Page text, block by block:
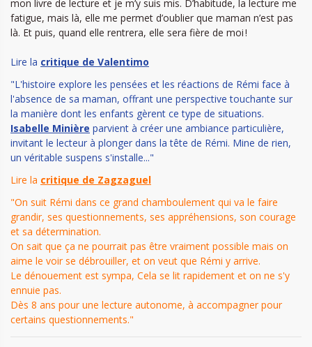
mon livre de lecture et je m’y suis mis. D’habitude, la lecture me
fatigue, mais là, elle me permet d’oublier que maman n’est pas
là. Et puis, quand elle rentrera, elle sera fière de moi !
Lire la critique de Valentimo
"L'histoire explore les pensées et les réactions de Rémi face à
l'absence de sa maman, offrant une perspective touchante sur
la manière dont les enfants gèrent ce type de situations.
Isabelle Minière parvient à créer une ambiance particulière,
invitant le lecteur à plonger dans la tête de Rémi. Mine de rien,
un véritable suspens s'installe..."
Lire la critique de Zagzaguel
"On suit Rémi dans ce grand chamboulement qui va le faire
grandir, ses questionnements, ses appréhensions, son courage
et sa détermination.
On sait que ça ne pourrait pas être vraiment possible mais on
aime le voir se débrouiller, et on veut que Rémi y arrive.
Le dénouement est sympa, Cela se lit rapidement et on ne s'y
ennuie pas.
Dès 8 ans pour une lecture autonome, à accompagner pour
certains questionnements."